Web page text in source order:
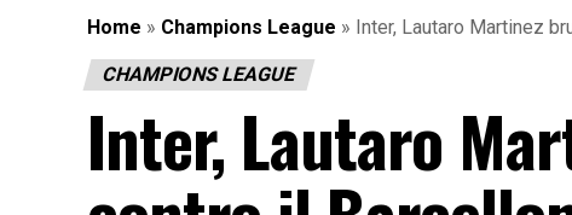
Home » Champions League » Inter, Lautaro Martinez
CHAMPIONS LEAGUE
Inter, Lautaro